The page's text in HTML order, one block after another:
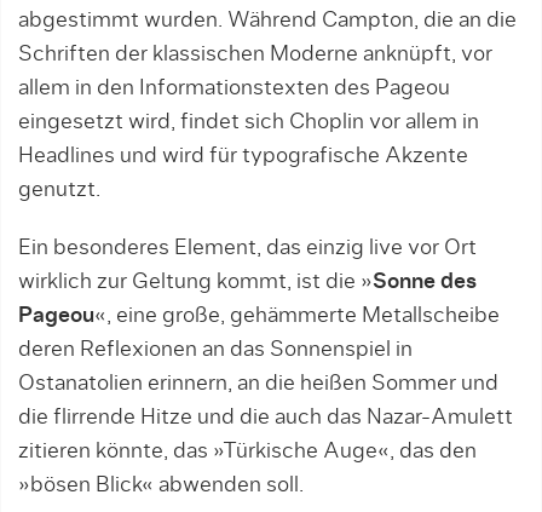
abgestimmt wurden. Während Campton, die an die
Schriften der klassischen Moderne anknüpft, vor
allem in den Informationstexten des Pageou
eingesetzt wird, findet sich Choplin vor allem in
Headlines und wird für typografische Akzente
genutzt.
Ein besonderes Element, das einzig live vor Ort
wirklich zur Geltung kommt, ist die »Sonne des
Pageou«, eine große, gehämmerte Metallscheibe
deren Reflexionen an das Sonnenspiel in
Ostanatolien erinnern, an die heißen Sommer und
die flirrende Hitze und die auch das Nazar-Amulett
zitieren könnte, das »Türkische Auge«, das den
»bösen Blick« abwenden soll.